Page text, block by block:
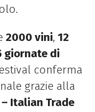
2000 vini, 12
giornate di
conferma
grazie alla
– Italian Trade